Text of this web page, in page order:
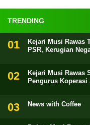
TRENDING
Kejari Musi Rawas
PSR, Kerugian
Kejari Musi Rawas
Pengurus Koperasi
News with Coffee